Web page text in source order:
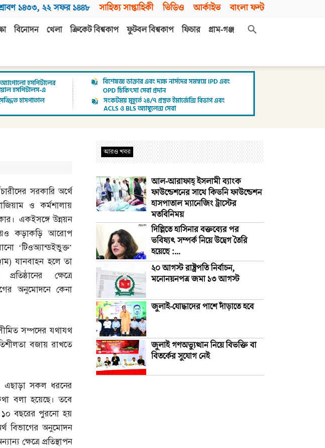
১৪৩৩, ২২ সফর ১৪৪৮ সাহিত্য সাপ্তাহিকী ভিডিও আর্কাইভ বাংলা ফন্ট
বিনোদন খেলা ক্রিকেট বিশ্বকাপ ফুটবল বিশ্বকাপ ফিচার
গ্রাম-গঞ্জ
সরকারি অর্থে
ও কর্মশালায়
একইসঙ্গে উন্নয়ন
কড়াকড়ি আরোপ
‘টিওঅ্যান্ডইভুক্ত’
)যানবাহন হলে তা
ক্ষেত্রে
অনুমোদনে কেনা
সম্পদের যথাযথ
বজায় রাখতে
এছাড়া সকল ধরনের
বলা হয়েছে। তবে
১০ বছরের পুরনো হয়
বিভাগের অনুমোদন
ক্ষেত্রে প্রতিস্থাপন
আরও খবর
আল-আরাফাহ্‌ ইসলামী ব্যাংক
ফাউন্ডেশনের সাথে কিডনি ফাউন্ডেশন
হাসপাতাল ম্যানেজিং ট্রাস্টের
মতবিনিময়
দিল্লিতে হাসিনার বক্তব্যের পর
ভবিষ্যৎ সম্পর্ক নিয়ে উদ্বেগ তৈরি
হয়েছে :...
২০ আগস্ট রাষ্ট্রপতি নির্বাচন,
মনোনয়নপত্র জমা ১৩ আগস্ট
জুলাই-যোদ্ধাদের পাশে দাঁড়াতে হবে
জুলাই গণঅভ্যুত্থান নিয়ে বিভক্তি বা
বিতর্কের সুযোগ নেই